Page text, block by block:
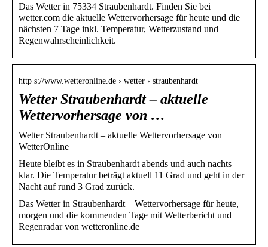
Das Wetter in 75334 Straubenhardt. Finden Sie bei
wetter.com die aktuelle Wettervorhersage für heute und die
nächsten 7 Tage inkl. Temperatur, Wetterzustand und
Regenwahrscheinlichkeit.
http s://www.wetteronline.de › wetter › straubenhardt
Wetter Straubenhardt – aktuelle
Wettervorhersage von …
Wetter Straubenhardt – aktuelle Wettervorhersage von
WetterOnline
Heute bleibt es in Straubenhardt abends und auch nachts
klar. Die Temperatur beträgt aktuell 11 Grad und geht in der
Nacht auf rund 3 Grad zurück.
Das Wetter in Straubenhardt – Wettervorhersage für heute,
morgen und die kommenden Tage mit Wetterbericht und
Regenradar von wetteronline.de